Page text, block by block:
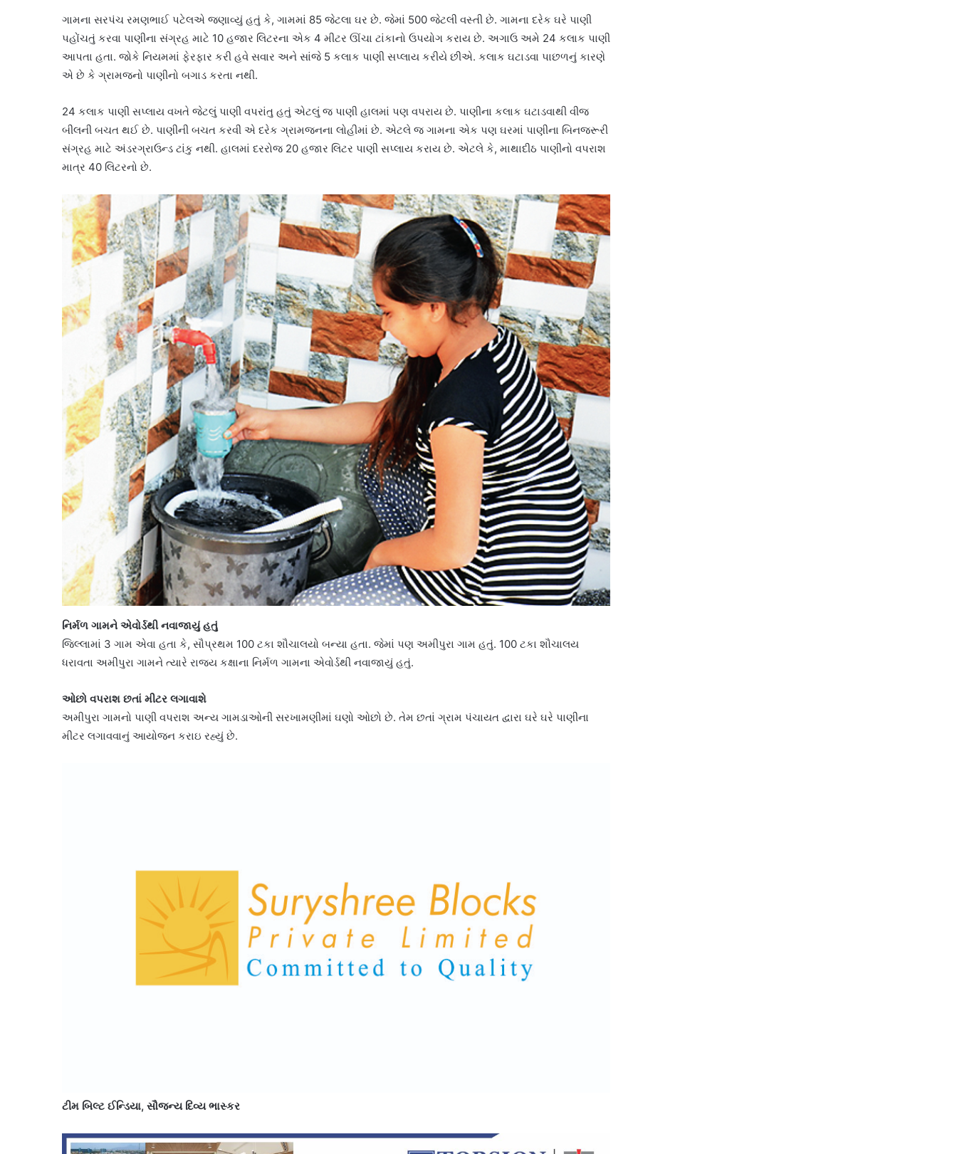
ગામના સરપંચ રમણભાઈ પટેલએ જણાવ્યું હતું કે, ગામમાં 85 જેટલા ઘર છે. જેમાં 500 જેટલી વસ્તી છે. ગામના દરેક ઘરે પાણી
પહોંચતું કરવા પાણીના સંગ્રહ માટે 10 હજાર લિટરના એક 4 મીટર ઊંચા ટાંકાનો ઉપયોગ કરાય છે. અગાઉ અમે 24 કલાક પાણી
આપતા હતા. જોકે નિયમમાં ફેરફાર કરી હવે સવાર અને સાંજે 5 કલાક પાણી સપ્લાય કરીયે છીએ. કલાક ઘટાડવા પાછળનું કારણે
એ છે કે ગ્રામજનો પાણીનો બગાડ કરતા નથી.
24 કલાક પાણી સપ્લાય વખતે જેટલું પાણી વપરાંતુ હતું એટલું જ પાણી હાલમાં પણ વપરાય છે. પાણીના કલાક ઘટાડવાથી વીજ
બીલની બચત થઈ છે. પાણીની બચત કરવી એ દરેક ગ્રામજનના લોહીમાં છે. એટલે જ ગામના એક પણ ઘરમાં પાણીના બિનજરૂરી
સંગ્રહ માટે અંડરગ્રાઉન્ડ ટાંકુ નથી. હાલમાં દરરોજ 20 હજાર લિટર પાણી સપ્લાય કરાય છે. એટલે કે, માથાદીઠ પાણીનો વપરાશ
માત્ર 40 લિટરનો છે.
નિર્મળ ગામને એવોર્ડથી નવાજાયું હતું
જિલ્લામાં 3 ગામ એવા હતા કે, સૌપ્રથમ 100 ટકા શૌચાલયો બન્યા હતા. જેમાં પણ અમીપુરા ગામ હતું. 100 ટકા શૌચાલય
ધરાવતા અમીપુરા ગામને ત્યારે રાજ્ય કક્ષાના નિર્મળ ગામના એવોર્ડથી નવાજાયું હતું.
ઓછો વપરાશ છતાં મીટર લગાવાશે
અમીપુરા ગામનો પાણી વપરાશ અન્ય ગામડાઓની સરખામણીમાં ઘણો ઓછો છે. તેમ છતાં ગ્રામ પંચાયત દ્વારા ઘરે ઘરે પાણીના
મીટર લગાવવાનું આયોજન કરાઇ રહ્યું છે.
ટીમ બિલ્ટ ઈન્ડિયા, સૌજન્ય દિવ્ય ભાસ્કર